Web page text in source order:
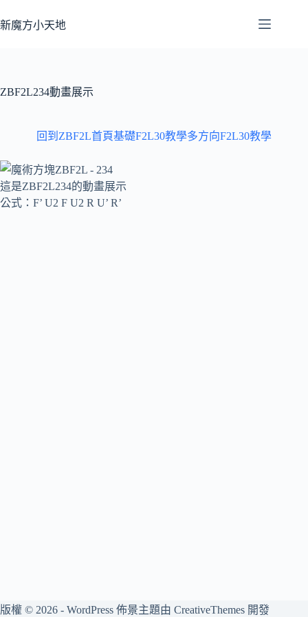
至
容
新魔方小天地
ZBF2L234動畫展示
回到ZBF2L首頁基礎F2L30教學多方向F2L30教學
這是ZBF2L234的動畫展示
公式：F’ U2 F U2 R U’ R’
版權 © 2026 - WordPress 佈景主題由 CreativeThemes 開發